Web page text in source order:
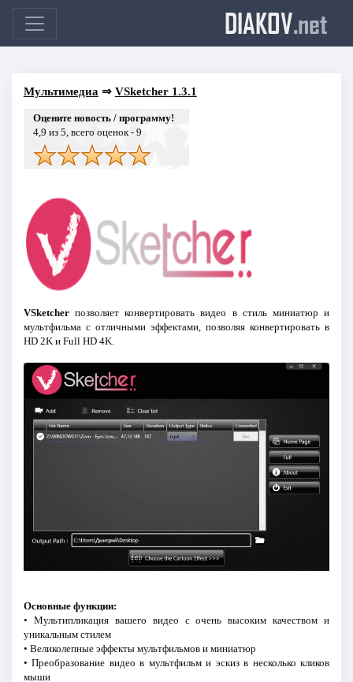
DIAKOV.net
Мультимедиа ⇒ VSketcher 1.3.1
Оцените новость / программу!
4,9 из 5, всего оценок - 9
VSketcherпозволяет конвертировать видео в стиль миниатюр и
мультфильма с отличными эффектами, позволяя конвертировать в
HD 2K и Full HD 4K.
Основные функции:
• Мультипликация вашего видео с очень высоким качеством и
уникальным стилем
• Великолепные эффекты мультфильмов и миниатюр
• Преобразование видео в мультфильм и эскиз в несколько кликов
мыши